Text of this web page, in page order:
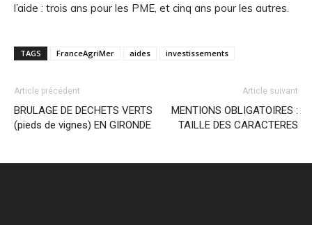
l’aide : trois ans pour les PME, et cinq ans pour les autres.
TAGS FranceAgriMer aides investissements
Article précédent
BRULAGE DE DECHETS VERTS
(pieds de vignes) EN GIRONDE
Article suivant
MENTIONS OBLIGATOIRES :
TAILLE DES CARACTERES